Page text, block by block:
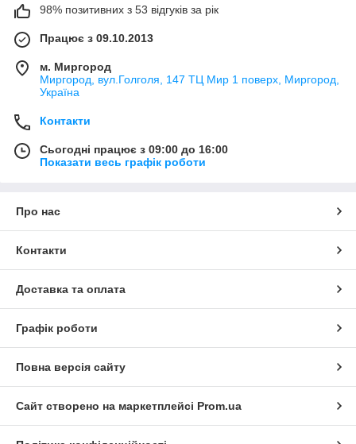
98% позитивних з 53 відгуків за рік
Працює з 09.10.2013
м. Миргород
Миргород, вул.Голголя, 147 ТЦ Мир 1 поверх, Миргород,
Україна
Контакти
Сьогодні працює з 09:00 до 16:00
Показати весь графік роботи
Про нас
Контакти
Доставка та оплата
Графік роботи
Повна версія сайту
Сайт створено на маркетплейсі Prom.ua